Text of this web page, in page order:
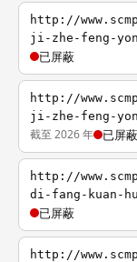
http://
ji-zhe-feng-
已屏蔽
http://
ji-zhe-feng-
截至 2026 年 已屏蔽
http://
di-fang-kuan-
已屏蔽
http://